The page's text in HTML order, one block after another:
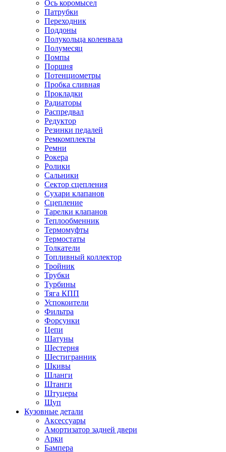
Ось коромысел
Патрубки
Переходник
Поддоны
Полукольца коленвала
Полумесяц
Помпы
Поршня
Потенциометры
Пробка сливная
Прокладки
Радиаторы
Распредвал
Редуктор
Резинки педалей
Ремкомплекты
Ремни
Рокера
Ролики
Сальники
Сектор сцепления
Сухари клапанов
Сцепление
Тарелки клапанов
Теплообменник
Термомуфты
Термостаты
Толкатели
Топливный коллектор
Тройник
Трубки
Турбины
Тяга КПП
Успокоители
Фильтра
Форсунки
Цепи
Шатуны
Шестерня
Шестигранник
Шкивы
Шланги
Штанги
Штуцеры
Щуп
Кузовные детали
Аксессуары
Амортизатор задней двери
Арки
Бампера